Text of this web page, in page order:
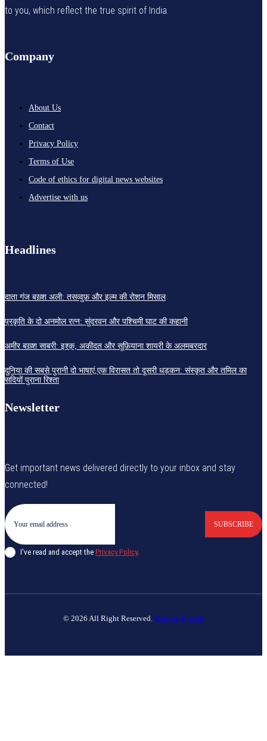
to you, which reflect the true spirit of India.
Company
About Us
Contact
Privacy Policy
Terms of Use
Code of ethics for digital news websites
Advertise with us
Headlines
दाता गंज बख़्श अली: तसव्वुफ़ और इल्म की रोशन मिसाल
प्रकृति के दो अनमोल रत्न: सुंदरवन और पश्चिमी घाट की कहानी
अमीर बख़्श साबरी: इश्क़, अकीदत और सूफ़ियाना शायरी के अलमबरदार
दुनिया की सबसे पुरानी दो भाषाएं,एक विरासत तो दूसरी धड़कन: संस्कृत और तमिल का
सदियों पुराना रिश्ता
Newsletter
Get important news delivered directly to your inbox and stay
connected!
SUBSCRIBE
I've read and accept the Privacy Policy.
© 2026 All Right Reserved. Banyan Digital